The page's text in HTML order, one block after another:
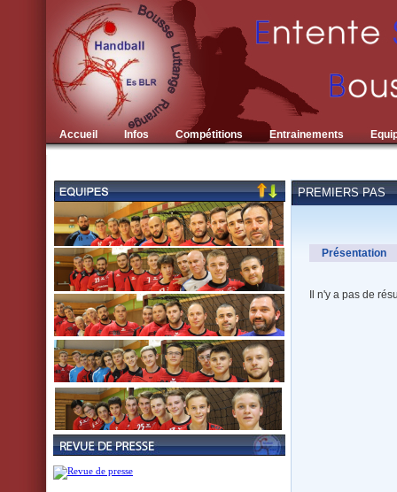
Accueil Infos Compétitions Entrainements
PREMIERS PAS
Présentation
Il n'y a pas de